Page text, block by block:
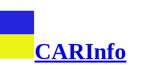
CARInfo